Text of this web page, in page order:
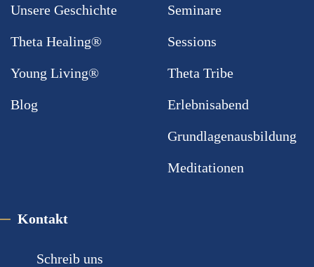
Unsere Geschichte
Theta Healing®
Young Living®
Blog
Seminare
Sessions
Theta Tribe
Erlebnisabend
Grundlagenausbildung
Meditationen
Kontakt
Schreib uns